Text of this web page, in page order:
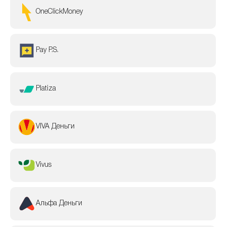
OneClickMoney
Pay P.S.
Platiza
VIVA Деньги
Vivus
Альфа Деньги